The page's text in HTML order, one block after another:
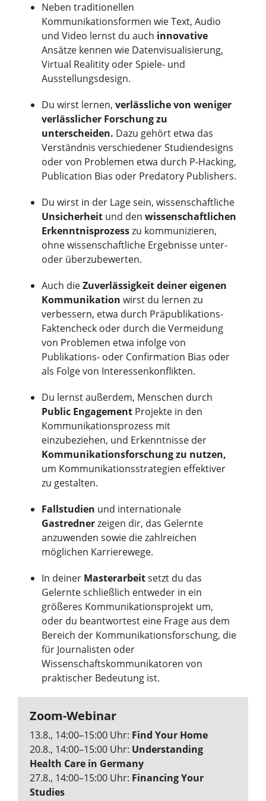
Neben traditionellen
Kommunikationsformen wie Text, Audio
und Video lernst du auch innovative
Ansätze kennen wie Datenvisualisierung,
Virtual Realitity oder Spiele- und
Ausstellungsdesign.
Du wirst lernen, verlässliche von weniger
verlässlicher Forschung zu
unterscheiden. Dazu gehört etwa das
Verständnis verschiedener Studiendesigns
oder von Problemen etwa durch P-Hacking,
Publication Bias oder Predatory Publishers.
Du wirst in der Lage sein, wissenschaftliche
Unsicherheit und den wissenschaftlichen
Erkenntnisprozesszu kommunizieren,
ohne wissenschaftliche Ergebnisse unter-
oder überzubewerten.
Auch dieZuverlässigkeit deiner eigenen
Kommunikation wirst du lernen zu
verbessern, etwa durch Präpublikations-
Faktencheck oder durch die Vermeidung
von Problemen etwa infolge von
Publikations- oder Confirmation Bias oder
als Folge von Interessenkonflikten.
Du lernst außerdem, Menschen durch
Public Engagement Projekte in den
Kommunikationsprozess mit
einzubeziehen, und Erkenntnisse der
Kommunikationsforschung zu nutzen,
um Kommunikationsstrategien effektiver
zu gestalten.
Fallstudien und internationale
Gastrednerzeigen dir, das Gelernte
anzuwenden sowie die zahlreichen
möglichen Karrierewege.
In deiner Masterarbeitsetzt du das
Gelernte schließlich entweder in ein
größeres Kommunikationsprojekt um,
oder du beantwortest eine Frage aus dem
Bereich der Kommunikationsforschung, die
für Journalisten oder
Wissenschaftskommunikatoren von
praktischer Bedeutung ist.
Zoom-Webinar
13.8., 14:00–15:00 Uhr: Find Your Home
20.8., 14:00–15:00 Uhr: Understanding
Health Care in Germany
27.8., 14:00–15:00 Uhr: Financing Your
Studies